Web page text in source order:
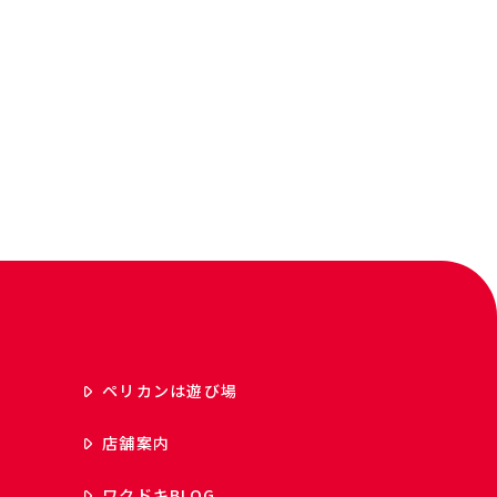
ペリカンは遊び場
店舗案内